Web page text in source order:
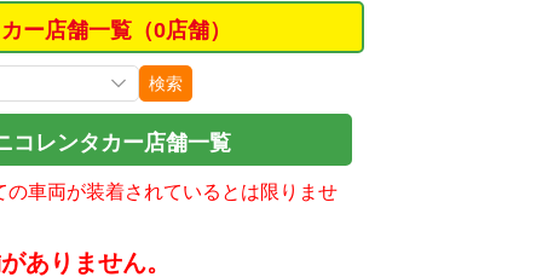
ー店舗一覧（0店舗）
検索
コレンタカー店舗一覧
車両が装着されているとは限りませ
ありません。